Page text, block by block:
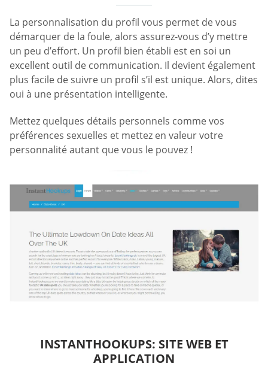
La personnalisation du profil vous permet de vous
démarquer de la foule, alors assurez-vous d’y mettre
un peu d’effort. Un profil bien établi est en soi un
excellent outil de communication. Il devient également
plus facile de suivre un profil s’il est unique. Alors, dites
oui à une présentation intelligente.
Mettez quelques détails personnels comme vos
préférences sexuelles et mettez en valeur votre
personnalité autant que vous le pouvez !
INSTANTHOOKUPS: SITE WEB ET
APPLICATION